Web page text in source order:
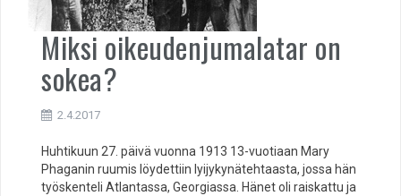
Miksi oikeudenjumalatar on
sokea?
2.4.2017
Huhtikuun 27. päivä vuonna 1913 13-vuotiaan Mary
Phaganin ruumis löydettiin lyijykynätehtaasta, jossa hän
työskenteli Atlantassa, Georgiassa. Hänet oli raiskattu ja